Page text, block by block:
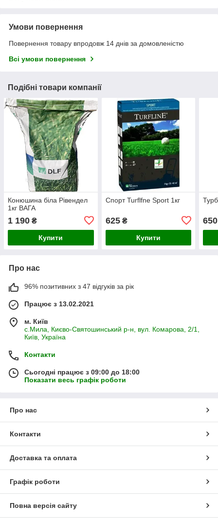
Умови повернення
Повернення товару впродовж 14 днів за домовленістю
Всі умови повернення
Подібні товари компанії
Конюшина біла Рівендел
1кг ВАГА
1 190 ₴
Купити
Спорт Turflfne Sport 1кг
625₴
Купити
650
Про нас
96% позитивних з 47 відгуків за рік
Працює з 13.02.2021
м. Київ
с.Мила, Києво-Святошинський р-н, вул. Комарова, 2/1,
Київ, Україна
Контакти
Сьогодні працює з 09:00 до 18:00
Показати весь графік роботи
Про нас
Контакти
Доставка та оплата
Графік роботи
Повна версія сайту